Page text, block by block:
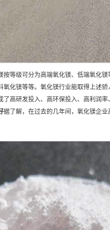
按等级可分为高端氧化镁、低端氧化
化镁等等。氧化镁行业能取得上述
高研发投入、高环保投入、高利润
据了解，在过去的几年间，氧化镁企